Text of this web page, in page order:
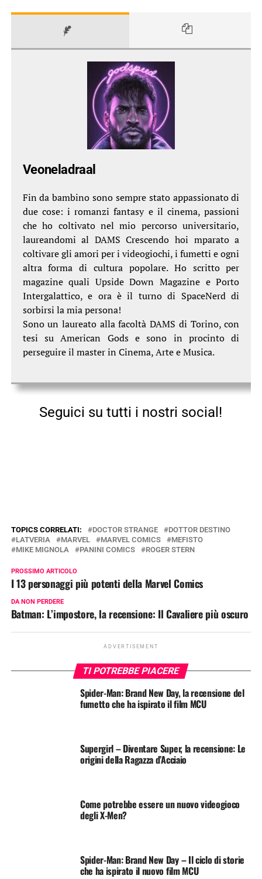
Veoneladraal
Fin da bambino sono sempre stato appassionato di
due cose: i romanzi fantasy e il cinema, passioni
che ho coltivato nel mio percorso universitario,
laureandomi al DAMS Crescendo hoi mparato a
coltivare gli amori per i videogiochi, i fumetti e ogni
altra forma di cultura popolare. Ho scritto per
magazine quali Upside Down Magazine e Porto
Intergalattico, e ora è il turno di SpaceNerd di
sorbirsi la mia persona!
Sono un laureato alla facoltà DAMS di Torino, con
tesi su American Gods e sono in procinto di
perseguire il master in Cinema, Arte e Musica.
Seguici su tutti i nostri social!
TOPICS CORRELATI: DOCTOR STRANGE
DOTTOR DESTINO
LATVERIA
MARVEL MARVEL COMICS
MEFISTO
MIKE MIGNOLA
PANINI COMICS ROGER STERN
PROSSIMO ARTICOLO
I 13 personaggi più potenti della Marvel Comics
DA NON PERDERE
Batman: L’impostore, la recensione: Il Cavaliere più oscuro
ADVERTISEMENT
TI POTREBBE PIACERE
Spider-Man: Brand New Day, la recensione del
fumetto che ha ispirato il film MCU
Supergirl – Diventare Super, la recensione: Le
origini della Ragazza d’Acciaio
Come potrebbe essere un nuovo videogioco
degli X-Men?
Spider-Man: Brand New Day – Il ciclo di storie
che ha ispirato il nuovo film MCU